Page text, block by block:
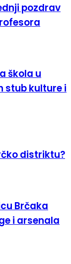
pozdrav
škola u
stub kulture i
distriktu?
Brčaka
i arsenala